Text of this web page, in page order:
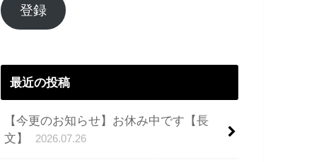
ア
ド
登録
最近の投稿
【今更のお知らせ】お休み中です【長
文】
2026.07.26